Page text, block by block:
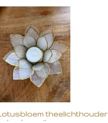
theelichthouder